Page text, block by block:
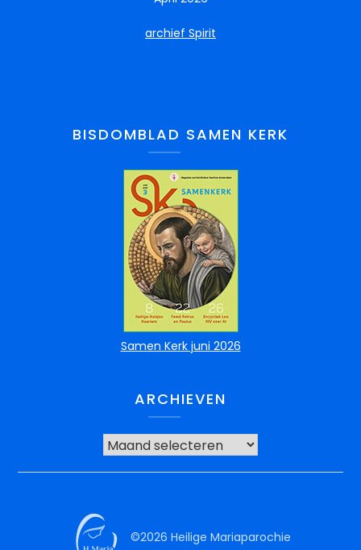
archief Spirit
BISDOMBLAD SAMEN KERK
Samen Kerk juni 2026
ARCHIEVEN
©2026 Heilige Mariaparochie